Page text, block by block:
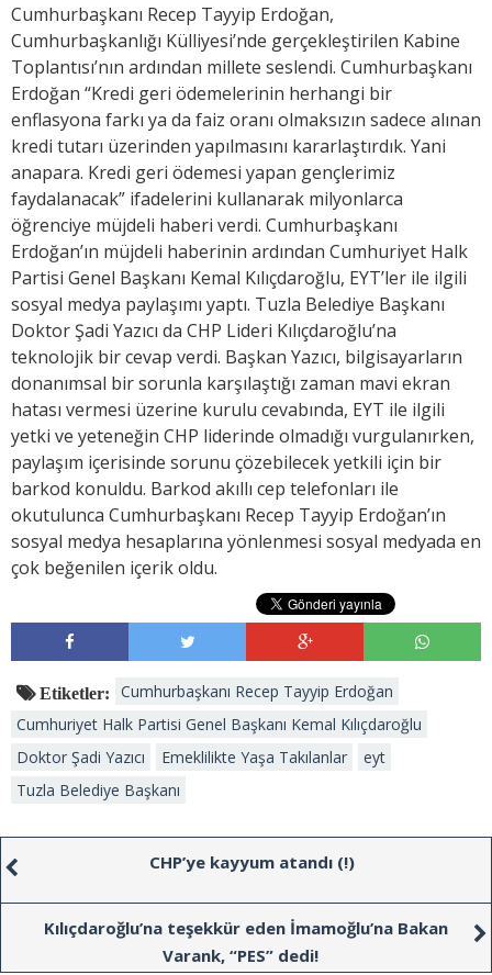
Cumhurbaşkanı Recep Tayyip Erdoğan,
Cumhurbaşkanlığı Külliyesi’nde gerçekleştirilen Kabine
Toplantısı’nın ardından millete seslendi. Cumhurbaşkanı
Erdoğan “Kredi geri ödemelerinin herhangi bir
enflasyona farkı ya da faiz oranı olmaksızın sadece alınan
kredi tutarı üzerinden yapılmasını kararlaştırdık. Yani
anapara. Kredi geri ödemesi yapan gençlerimiz
faydalanacak” ifadelerini kullanarak milyonlarca
öğrenciye müjdeli haberi verdi. Cumhurbaşkanı
Erdoğan’ın müjdeli haberinin ardından Cumhuriyet Halk
Partisi Genel Başkanı Kemal Kılıçdaroğlu, EYT’ler ile ilgili
sosyal medya paylaşımı yaptı. Tuzla Belediye Başkanı
Doktor Şadi Yazıcı da CHP Lideri Kılıçdaroğlu’na
teknolojik bir cevap verdi. Başkan Yazıcı, bilgisayarların
donanımsal bir sorunla karşılaştığı zaman mavi ekran
hatası vermesi üzerine kurulu cevabında, EYT ile ilgili
yetki ve yeteneğin CHP liderinde olmadığı vurgulanırken,
paylaşım içerisinde sorunu çözebilecek yetkili için bir
barkod konuldu. Barkod akıllı cep telefonları ile
okutulunca Cumhurbaşkanı Recep Tayyip Erdoğan’ın
sosyal medya hesaplarına yönlenmesi sosyal medyada en
çok beğenilen içerik oldu.
Etiketler:
Cumhurbaşkanı Recep Tayyip Erdoğan
Cumhuriyet Halk Partisi Genel Başkanı Kemal Kılıçdaroğlu
Doktor Şadi Yazıcı
Emeklilikte Yaşa Takılanlar
eyt
Tuzla Belediye Başkanı
CHP’ye kayyum atandı (!)
Kılıçdaroğlu’na teşekkür eden İmamoğlu’na Bakan
Varank, “PES” dedi!